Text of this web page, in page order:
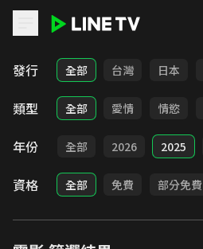
LINE TV - 電影
發行 全部 台灣 日本
類型 全部 愛情 情慾
年份 全部 2026 2025
資格 全部 免費 部分免費